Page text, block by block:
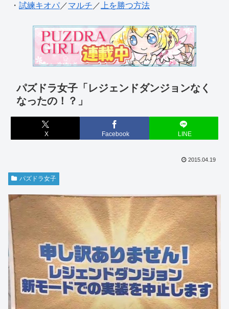
・ 試練キオパ ／マルチ ／ 上を勝つ方法
パズドラ女子「レジェンドダンジョンなく
なったの！？」
X Facebook LINE
2015.04.19
パズドラ女子